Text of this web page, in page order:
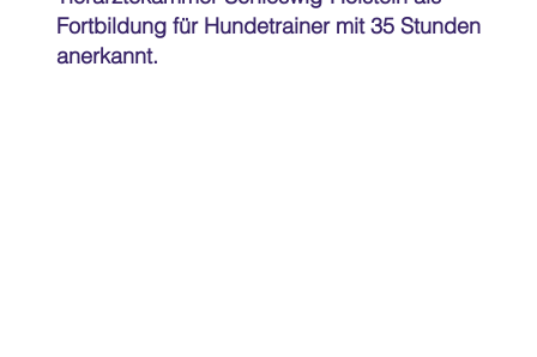
Fortbildung für Hundetrainer mit 35 Stunden
anerkannt.